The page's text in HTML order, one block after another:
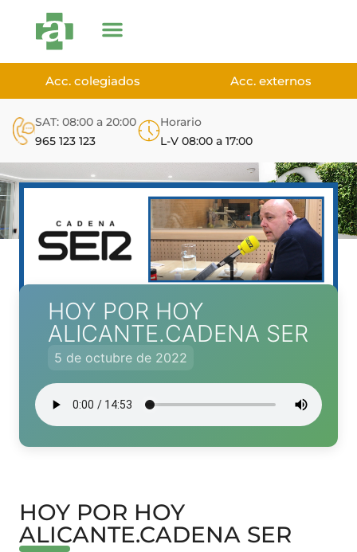
Acc. colegiados Acc. externos
SAT: 08:00 a 20:00
965 123 123
Horario
L-V 08:00 a 17:00
HOY POR HOY
ALICANTE.CADENA SER
5 de octubre de 2022
HOY POR HOY
ALICANTE.CADENA SER